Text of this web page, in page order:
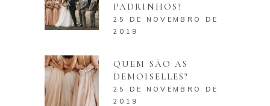
PADRINHOS?
25 DE NOVEMBRO DE
2019
QUEM SÃO AS
DEMOISELLES?
25 DE NOVEMBRO DE
2019